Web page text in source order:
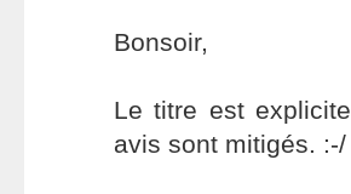
Bonsoir,
Le titre est
avis sont mitigés. :-/